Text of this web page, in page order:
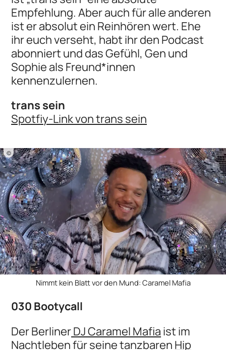
Empfehlung. Aber auch für alle anderen
ist er absolut ein Reinhören wert. Ehe
ihr euch verseht, habt ihr den Podcast
abonniert und das Gefühl, Gen und
Sophie als Freund*innen
kennenzulernen.
trans sein
Spotfiy-Link von trans sein
©
Nimmt kein Blatt vor den Mund: Caramel Mafia
030 Bootycall
Der BerlinerDJ Caramel Mafiaist im
Nachtleben für seine tanzbarenHip